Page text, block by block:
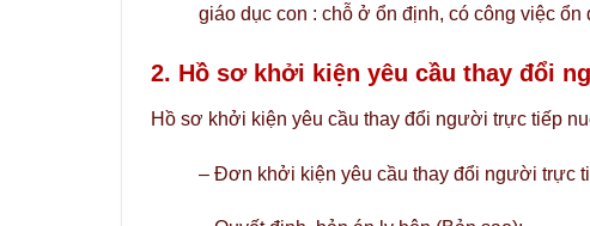
giáo dục con : chỗ ở ổn định, có công việc
2. Hồ sơ khởi kiện yêu cầu thay đổi
Hồ sơ khởi kiện yêu cầu thay đổi người trực tiếp
– Đơn khởi kiện yêu cầu thay đổi người trực